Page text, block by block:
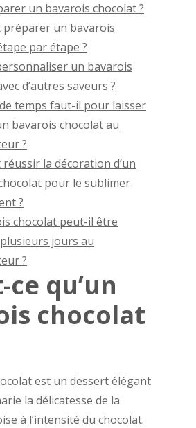
un bavarois chocolat ?
préparer un bavarois
par étape ?
un bavarois
d’autres saveurs ?
temps faut-il pour laisser
bavarois chocolat au
?
la décoration d’un
pour le sublimer
?
chocolat peut-il être
jours au
?
ce qu’un
chocolat
est un dessert élégant
la délicatesse de la
à l’intensité du chocolat.